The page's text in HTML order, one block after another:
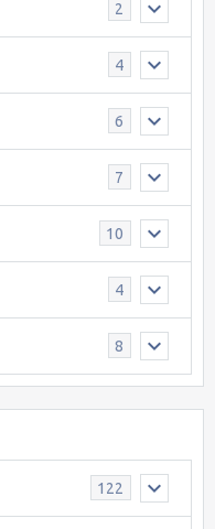
2
4
6
7
10
4
8
122